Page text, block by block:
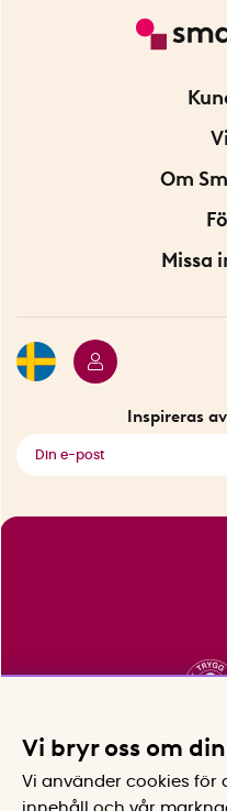
Frakt
Om
Blogg:
Missa
Inspireras
Vi bryr oss om
Vi använder cookies för
innehåll och vår